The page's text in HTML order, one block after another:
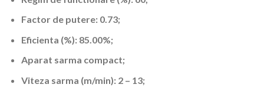
Factor de putere: 0.73;
Eficienta (%): 85.00%;
Aparat sarma compact;
Viteza sarma (m/min): 2 – 13;